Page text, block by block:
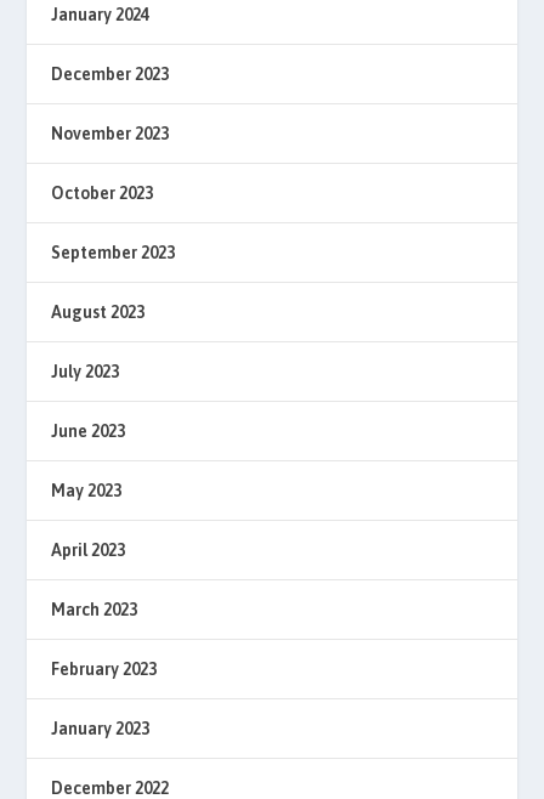
January 2024
December 2023
November 2023
October 2023
September 2023
August 2023
July 2023
June 2023
May 2023
April 2023
March 2023
February 2023
January 2023
December 2022